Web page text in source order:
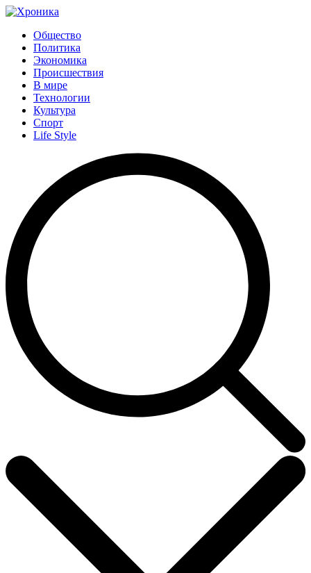
Общество
Политика
Экономика
Происшествия
В мире
Технологии
Культура
Спорт
Life Style